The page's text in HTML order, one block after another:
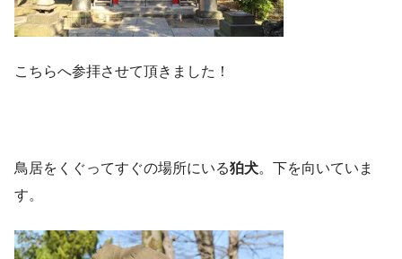
こちらへ参拝させて頂きました！
鳥居をくぐってすぐの場所にいる狛犬。下を向いていま
す。